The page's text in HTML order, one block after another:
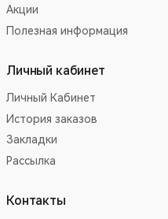
Акции
Полезная информация
Личный кабинет
Личный Кабинет
История заказов
Закладки
Рассылка
Контакты